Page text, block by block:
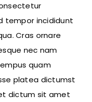
tempor incididunt
Cras ornare
nec nam
quam
platea dictumst
dictum sit amet